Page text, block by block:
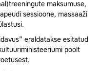
maksumuse,
sessioone, massaaži
eraldatakse esitatud
poolt